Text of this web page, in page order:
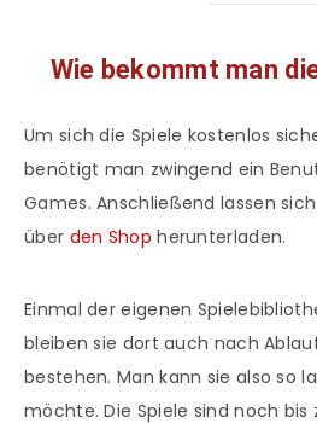
Wie bekommt man
Um sich die Spiele kostenlos
benötigt man zwingend ein
Games. Anschließend lassen
über den Shop herunterladen.
Einmal der eigenen
bleiben sie dort auch nach
bestehen. Man kann sie also so
möchte. Die Spiele sind noch bis